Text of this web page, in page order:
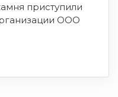
приступили
ООО